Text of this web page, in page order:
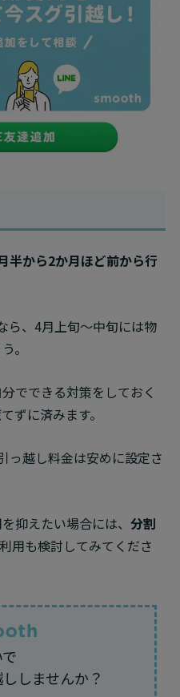
半から2か月ほど前から行
ら、4月上旬～中旬には物
。
でできる対策をしておく
ずに済みます。
っ越し料金は安めに設定さ
抑えたい場合には、 分割
用も検討してみてくださ
しませんか？